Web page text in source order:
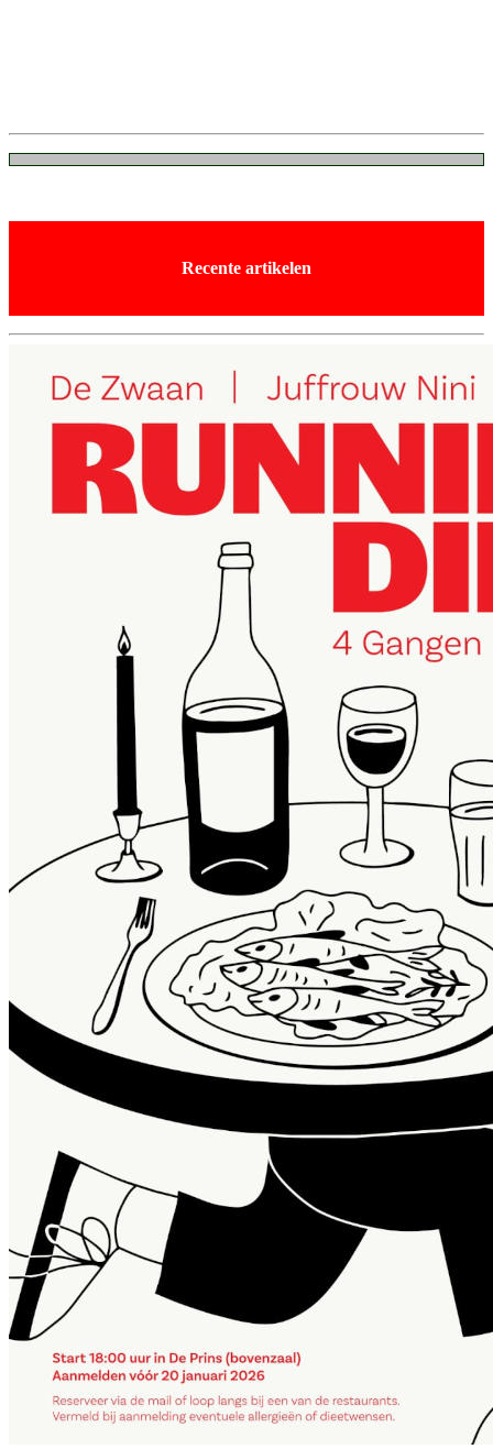
Recente artikelen